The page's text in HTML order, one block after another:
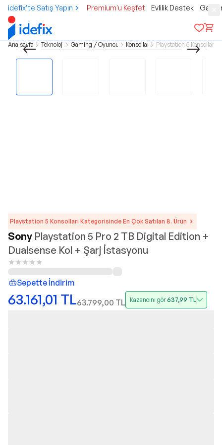
idefix’te Satış Yapın Premium'u Keşfet Evlilik Destek
Ana sayfa Teknoloji Gaming / Oyuncu Konsollar Playstation 5 Konsolları
Playstation 5 Konsolları Kategorisinde En Çok Satılan 8. Ürün
Sony Playstation 5 Pro 2 TB Digital Edition +
Dualsense Kol + Şarj İstasyonu
Sepette İndirim
63.161,01 TL63.799,00 TL Kazancını gör637,99 TL